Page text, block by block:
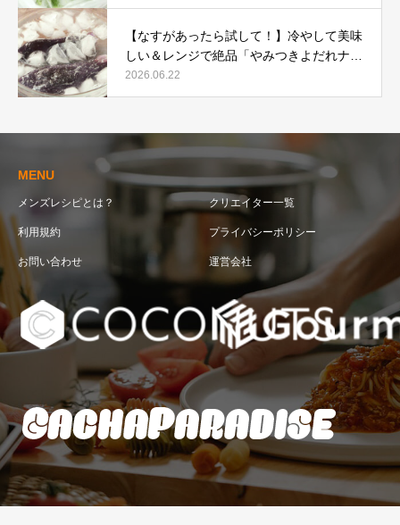
【なすがあったら試して！】冷やして美味
しい＆レンジで絶品「やみつきよだれナ
ス」
2026.06.22
MENU
メンズレシピとは？ クリエイター一覧
利用規約 プライバシーポリシー
お問い合わせ 運営会社